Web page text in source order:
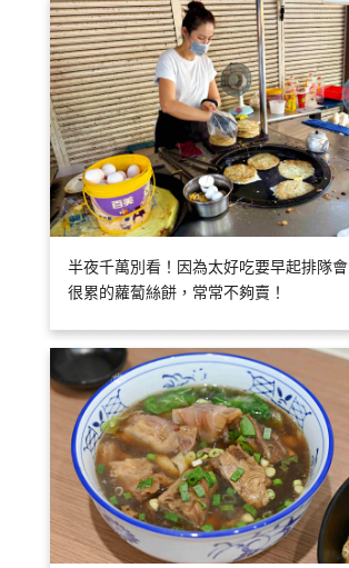
半夜千萬別看！因為太好吃要早起排隊會
很累的蘿蔔絲餅，常常不夠賣！